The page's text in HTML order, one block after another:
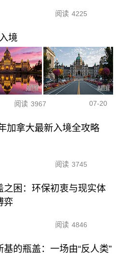
阅读 4225
境
阅读 3967 07-20
加拿大最新入境全攻略
阅读 3745
之困：环保初衷与现实体
弈
阅读 4846
基的瓶盖：一场由“反人类”